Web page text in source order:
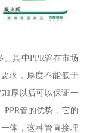
其中PPR管在市场
求，厚度不能低于
加厚以后可以保证一
管的优势，它的
体，这种管直接埋